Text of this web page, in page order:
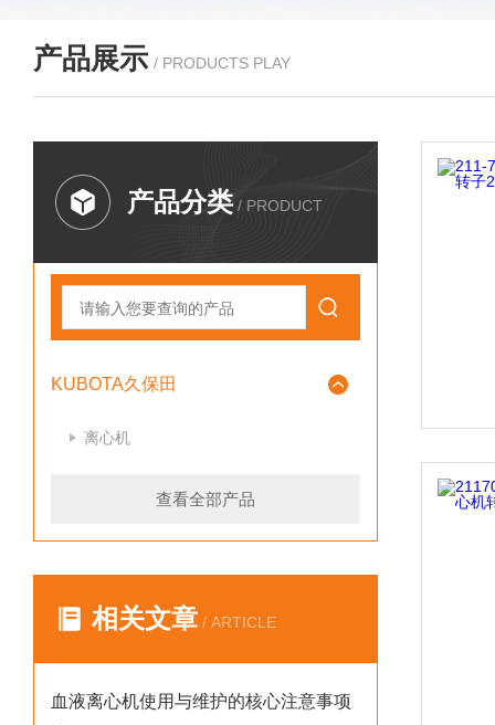
产品展示 / PRODUCTS PLAY
产品分类 / PRODUCT
KUBOTA久保田
离心机
查看全部产品
相关文章 / ARTICLE
血液离心机使用与维护的核心注意事项